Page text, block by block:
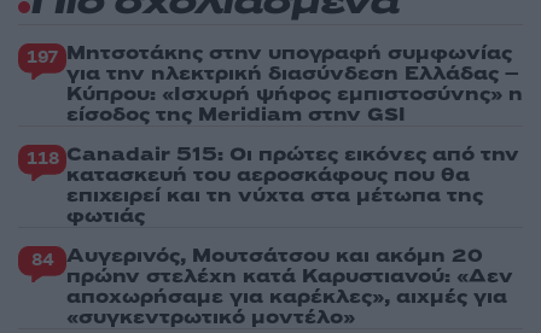
197 Μητσοτάκης στην υπογραφή συμφωνίας
για την ηλεκτρική διασύνδεση Ελλάδας –
Κύπρου: «Ισχυρή ψήφος εμπιστοσύνης» η
είσοδος της Meridiam στην GSI
118 Canadair 515: Οι πρώτες εικόνες από την
κατασκευή του αεροσκάφους που θα
επιχειρεί και τη νύχτα στα μέτωπα της
φωτιάς
84 Αυγερινός, Μουτσάτσου και ακόμη 20
πρώην στελέχη κατά Καρυστιανού: «Δεν
αποχωρήσαμε για καρέκλες», αιχμές για
«συγκεντρωτικό μοντέλο»